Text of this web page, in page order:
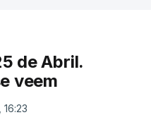
de Abril.
veem